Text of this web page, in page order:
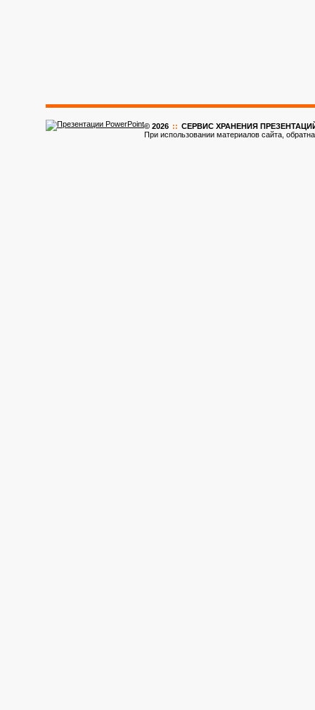
© 2026 :: CЕРВИС ХРАНЕНИЯ ПРЕЗЕНТАЦИЙ
При использовании материалов сайта,